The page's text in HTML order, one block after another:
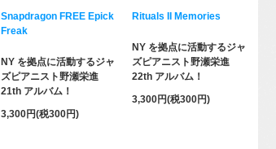
Snapdragon FREE Epick
Freak
NY を拠点に活動するジャ
ズピアニスト野瀬栄進
21th アルバム！
3,300円(税300円)
Rituals II Memories
NY を拠点に活動するジャ
ズピアニスト野瀬栄進
22th アルバム！
3,300円(税300円)